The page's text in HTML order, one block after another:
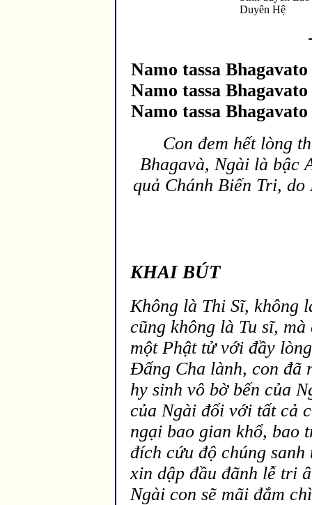
Duyên Hệ
Namo tassa
Namo tassa
Namo tassa
Con đem hết lòng
Bhagavà, Ngài là bậc
quả Chánh Biến Tri, do
KHAI BÚT
Không là Thi Sĩ, không
cũng không là Tu sĩ,
một Phật tử với đầy l
Đấng Cha lành, con đã
hy sinh vô bờ bến của
của Ngài đối với tất cả
ngại bao gian khổ, bao
đích cứu độ chúng sanh
xin dập đầu đãnh lễ tri
Ngài con sẽ mãi đắm ch